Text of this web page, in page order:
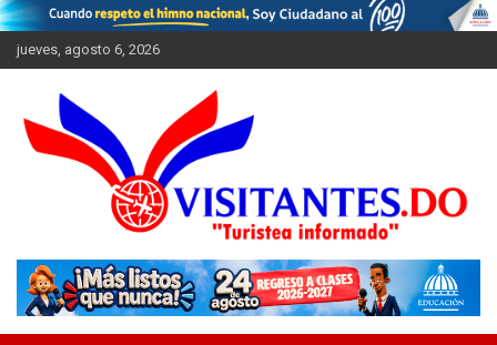
Saltar
al
contenido
jueves, agosto 6, 2026
Visitantes